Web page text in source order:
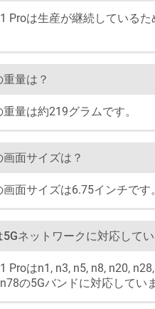
Proは生産が継続しているた
量は？
量は約219グラムです。
面サイズは？
面サイズは6.75インチです。
ネットワークに対応して
Proはn1, n3, n5, n8, n20,
の5Gバンドに対応してい